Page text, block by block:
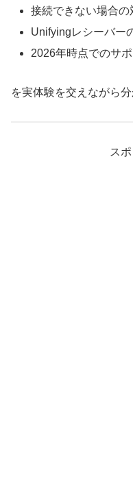
接続できない場合の
Unifyingレシーバー
2026年時点でのサ
を実体験を交えながら
ス